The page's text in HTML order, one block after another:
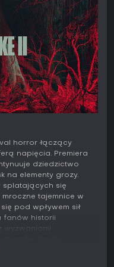
horror łączący
napięcia. Premiera
dziedzictwo
na elementy grozy.
splatających się
tajemnice w
pod wpływem sił
fanów historii
wyzwaniami
sennych.